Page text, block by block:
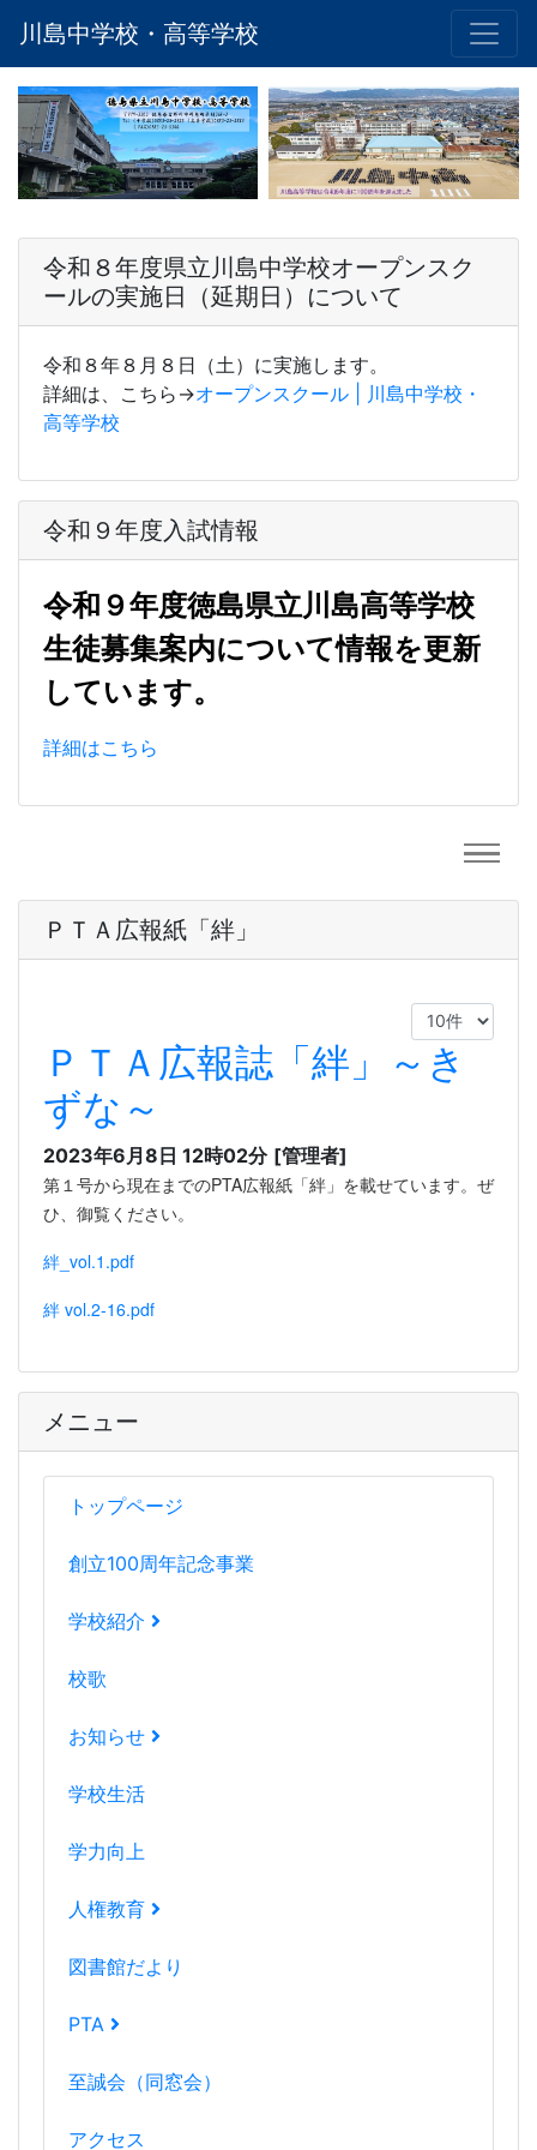
川島中学校・高等学校
令和８年度県立川島中学校オープンスク
ールの実施日（延期日）について
令和８年８月８日（土）に実施します。
詳細は、こちら→オープンスクール | 川島中学校・
高等学校
令和９年度入試情報
令和９年度徳島県立川島高等学校
生徒募集案内について情報を更新
しています。
詳細はこちら
メニュー
トップページ
創立100周年記念事業
学校紹介
校歌
お知らせ
学校生活
学力向上
人権教育
図書館だより
PTA
至誠会（同窓会）
アクセス
ＰＴＡ広報紙「絆」
ＰＴＡ広報誌「絆」～き
ずな～
2023年6月8日 12時02分 [管理者]
第１号から現在までのPTA広報紙「絆」を載せています。ぜ
ひ、御覧ください。
絆_vol.1.pdf
絆 vol.2-16.pdf